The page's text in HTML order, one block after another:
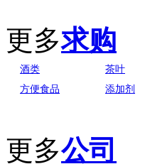
更多求购
酒类 茶叶
方便食品
添加剂
更多公司